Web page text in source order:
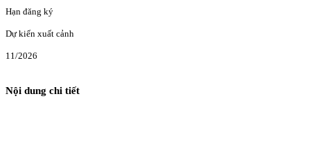
Hạn đăng ký
Dự kiến xuất cảnh
11/2026
Nội dung chi tiết